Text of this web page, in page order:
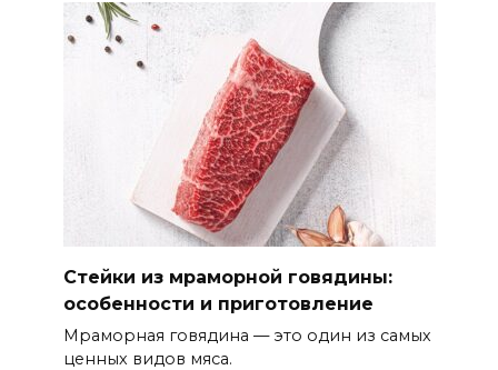
Стейки из мраморной говядины:
особенности и приготовление
Мраморная говядина — это один из самых
ценных видов мяса.